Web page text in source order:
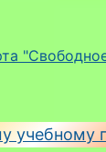
учебному